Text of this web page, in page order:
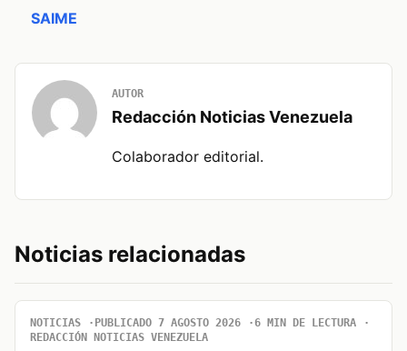
SAIME
AUTOR
Redacción Noticias Venezuela
Colaborador editorial.
Noticias relacionadas
NOTICIAS PUBLICADO 7 AGOSTO 2026
6 MIN DE LECTURA
REDACCIÓN NOTICIAS VENEZUELA